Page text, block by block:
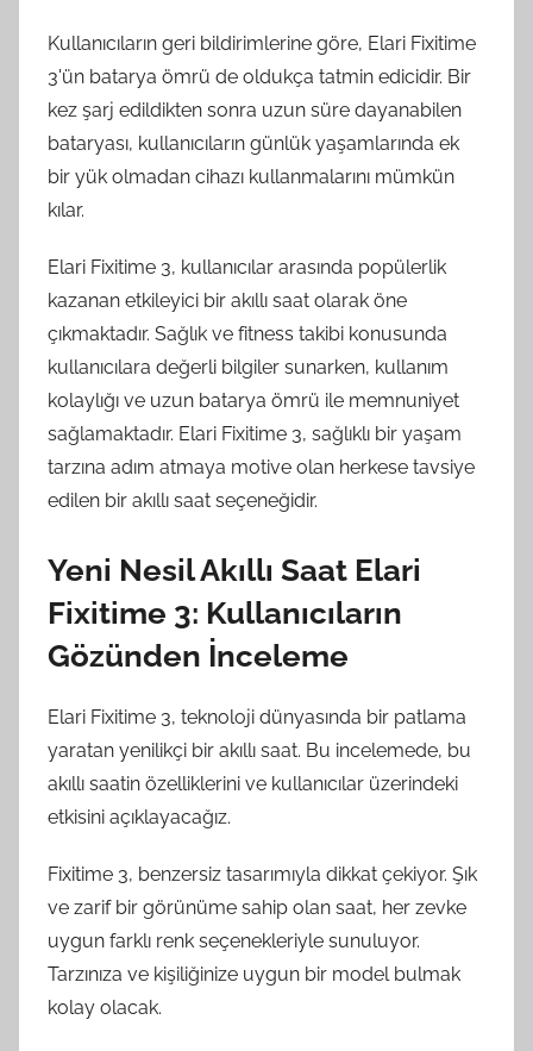
Kullanıcıların geri bildirimlerine göre, Elari Fixitime
3'ün batarya ömrü de oldukça tatmin edicidir. Bir
kez şarj edildikten sonra uzun süre dayanabilen
bataryası, kullanıcıların günlük yaşamlarında ek
bir yük olmadan cihazı kullanmalarını mümkün
kılar.
Elari Fixitime 3, kullanıcılar arasında popülerlik
kazanan etkileyici bir akıllı saat olarak öne
çıkmaktadır. Sağlık ve fitness takibi konusunda
kullanıcılara değerli bilgiler sunarken, kullanım
kolaylığı ve uzun batarya ömrü ile memnuniyet
sağlamaktadır. Elari Fixitime 3, sağlıklı bir yaşam
tarzına adım atmaya motive olan herkese tavsiye
edilen bir akıllı saat seçeneğidir.
Yeni Nesil Akıllı Saat Elari
Fixitime 3: Kullanıcıların
Gözünden İnceleme
Elari Fixitime 3, teknoloji dünyasında bir patlama
yaratan yenilikçi bir akıllı saat. Bu incelemede, bu
akıllı saatin özelliklerini ve kullanıcılar üzerindeki
etkisini açıklayacağız.
Fixitime 3, benzersiz tasarımıyla dikkat çekiyor. Şık
ve zarif bir görünüme sahip olan saat, her zevke
uygun farklı renk seçenekleriyle sunuluyor.
Tarzınıza ve kişiliğinize uygun bir model bulmak
kolay olacak.